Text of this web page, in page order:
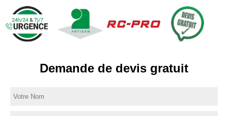
Demande de devis gratuit